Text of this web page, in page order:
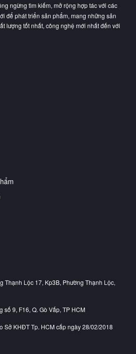
ngừng tìm kiếm, mở rộng hợp tác với các
để phát triển sản phẩm, mang những sản
lượng tốt nhất, công nghệ mới nhất đến với
Thạnh Lộc 17, Kp3B, Phường Thạnh Lộc,
số 9, F16, Q. Gò Vấp, TP HCM
Sở KHĐT Tp. HCM cấp ngày 28/02/2018